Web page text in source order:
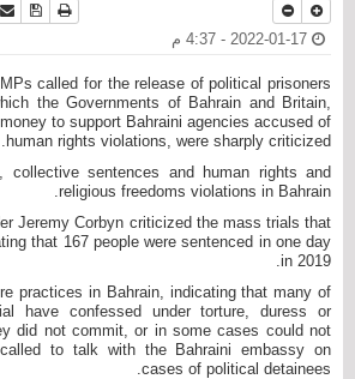
نسخةحفظ
called for the release of political prisoners
the Governments of Bahrain and Britain,
to support Bahraini agencies accused of
human rights violations, were sharply criticized.
collective sentences and human rights and
religious freedoms violations in Bahrain.
Jeremy Corbyn criticized the mass trials that
that 167 people were sentenced in one day
in 2019.
practices in Bahrain, indicating that many of
have confessed under torture, duress or
did not commit, or in some cases could not
to talk with the Bahraini embassy on
cases of political detainees.